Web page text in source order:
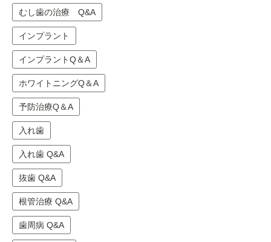
むし歯の治療 Q&A
インプラント
インプラントQ＆A
ホワイトニングQ＆A
予防治療Q＆A
入れ歯
入れ歯 Q&A
抜歯 Q&A
根管治療 Q&A
歯周病 Q&A